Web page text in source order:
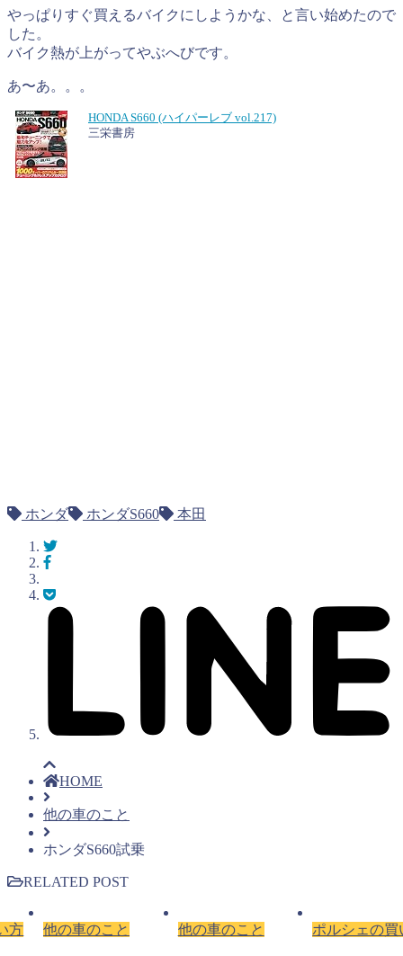
やっぱりすぐ買えるバイクにしようかな、と言い始めたので
した。
バイク熱が上がってやぶへびです。
あ〜あ。。。
HONDA S660 (ハイパーレブ vol.217)
三栄書房
ホンダ ホンダS660 本田
HOME
他の車のこと
ホンダS660試乗
RELATED POST
方 他の車のこと 他の車のこと ポルシェの買